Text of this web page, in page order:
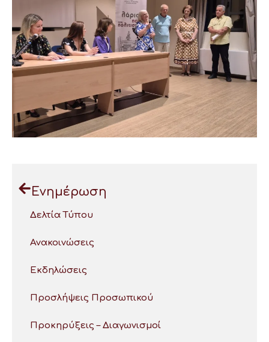
Ενημέρωση
Δελτία Τύπου
Ανακοινώσεις
Εκδηλώσεις
Προσλήψεις Προσωπικού
Προκηρύξεις – Διαγωνισμοί